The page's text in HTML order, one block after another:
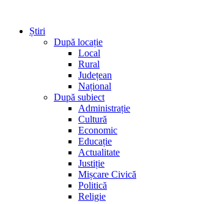
Știri
După locație
Local
Rural
Județean
Național
După subiect
Administrație
Cultură
Economic
Educație
Actualitate
Justiție
Mișcare Civică
Politică
Religie